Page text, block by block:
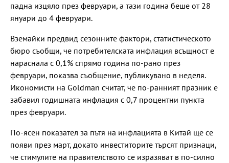
падна изцяло през февруари, а тази година беше от 28
януари до 4 февруари.
Вземайки предвид сезонните фактори, статистическото
бюро съобщи, че потребителската инфлация всъщност е
нараснала с 0,1% спрямо година по-рано през
февруари, показва съобщение, публикувано в неделя.
Икономисти на Goldman считат, че по-ранният празник е
забавил годишната инфлация с 0,7 процентни пункта
през февруари.
По-ясен показател за пътя на инфлацията в Китай ще се
появи през март, докато инвеститорите търсят признаци,
че стимулите на правителството се изразяват в по-силно